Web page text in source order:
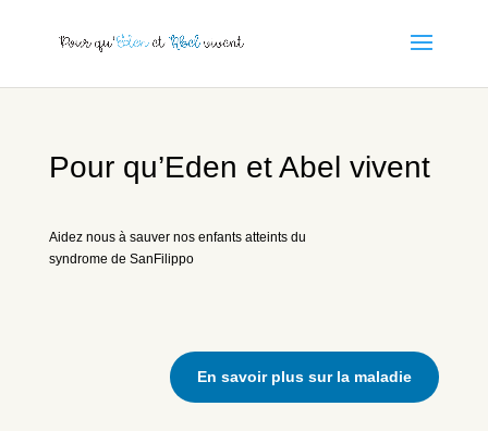
Pour qu’Eden et Abel vivent
Aidez nous à sauver nos enfants atteints du
syndrome de SanFilippo
En savoir plus sur la maladie